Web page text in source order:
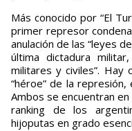
Más conocido por “El
primer represor
anulación de las “leyes
última dictadura
militares y civiles”.
“héroe” de la
Ambos se encuentran
ranking de los
hijoputas en grado